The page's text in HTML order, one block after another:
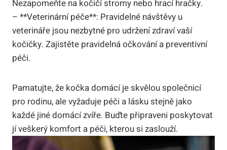
Nezapomeňte na kočičí stromy nebo hrací hračky.
– **Veterinární péče**: Pravidelné návštěvy u
veterináře jsou nezbytné pro udržení zdraví vaší
kočičky. Zajistěte pravidelná očkování a preventivní
péči.
Pamatujte, že kočka domácí je skvělou společnicí
pro rodinu, ale vyžaduje péči a lásku stejně jako
každé jiné domácí zvíře. Buďte připraveni poskytovat
jí veškerý komfort a péči, kterou si zaslouží.